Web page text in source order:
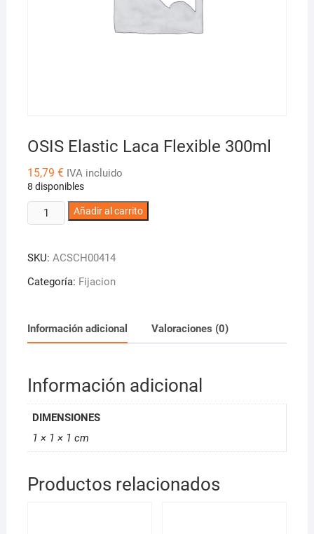
OSIS Elastic Laca Flexible 300ml
15,79 € IVA incluido
8 disponibles
OSIS
Elastic
Flexible
300ml
Añadir al carrito
SKU: ACSCH00414
Categoría: Fijacion
Información adicional Valoraciones (0)
Información adicional
DIMENSIONES
1 × 1 × 1 cm
Productos relacionados